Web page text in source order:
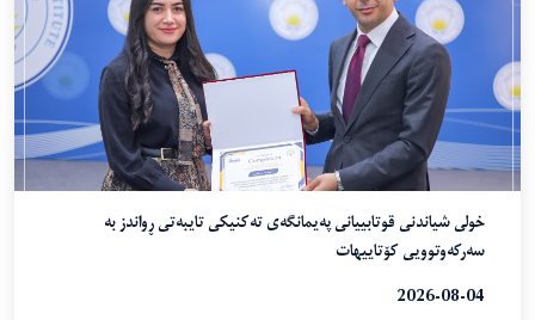
خولی شیاندنی قوتابییانی پەیمانگەی تەکنیکی تایبەتی ڕواندز بە
سەرکەوتوویی کۆتاییهات
2026-08-04